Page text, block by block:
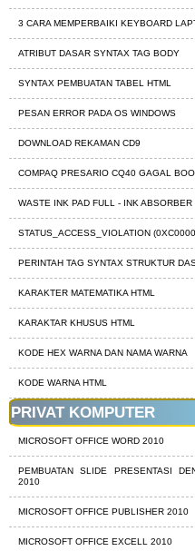
3 CARA MEMPERBAIKI KEYBOARD
ATRIBUT DASAR SYNTAX TAG BODY
SYNTAX PEMBUATAN TABEL HTML
PESAN ERROR PADA OS WINDOWS
DOWNLOAD REKAMAN CD9
COMPAQ PRESARIO CQ40 GAGAL
WASTE INK PAD FULL - INK ABSORBER
STATUS_ACCESS_VIOLATION
PERINTAH TAG SYNTAX STRUKTUR
KARAKTER MATEMATIKA HTML
KARAKTAR KHUSUS HTML
KODE HEX WARNA DAN NAMA WARNA
KODE WARNA HTML
PRIVAT KOMPUTER
MICROSOFT OFFICE WORD 2010
PEMBUATAN SLIDE PRESENTASI
2010
MICROSOFT OFFICE PUBLISHER 2010
MICROSOFT OFFICE EXCELL 2010